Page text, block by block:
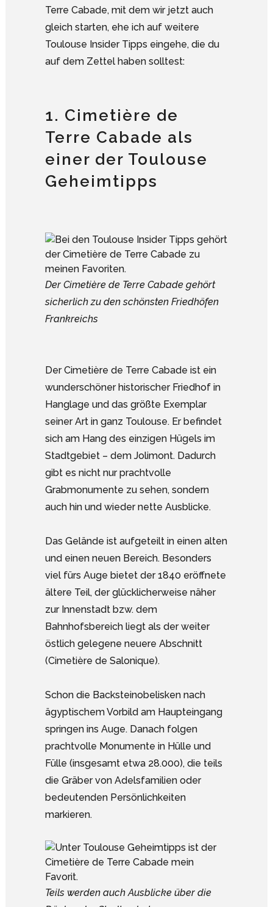
Terre Cabade, mit dem wir jetzt auch
gleich starten, ehe ich auf weitere
Toulouse Insider Tipps eingehe, die du
auf dem Zettel haben solltest:
1. Cimetière de
Terre Cabade als
einer der Toulouse
Geheimtipps
Der Cimetière de Terre Cabade gehört
sicherlich zu den schönsten Friedhöfen
Frankreichs
Der Cimetière de Terre Cabade ist ein
wunderschöner historischer Friedhof in
Hanglage und das größte Exemplar
seiner Art in ganz Toulouse. Er befindet
sich am Hang des einzigen Hügels im
Stadtgebiet – dem Jolimont. Dadurch
gibt es nicht nur prachtvolle
Grabmonumente zu sehen, sondern
auch hin und wieder nette Ausblicke.
Das Gelände ist aufgeteilt in einen alten
und einen neuen Bereich. Besonders
viel fürs Auge bietet der 1840 eröffnete
ältere Teil, der glücklicherweise näher
zur Innenstadt bzw. dem
Bahnhofsbereich liegt als der weiter
östlich gelegene neuere Abschnitt
(Cimetière de Salonique).
Schon die Backsteinobelisken nach
ägyptischem Vorbild am Haupteingang
springen ins Auge. Danach folgen
prachtvolle Monumente in Hülle und
Fülle (insgesamt etwa 28.000), die teils
die Gräber von Adelsfamilien oder
bedeutenden Persönlichkeiten
markieren.
Teils werden auch Ausblicke über die